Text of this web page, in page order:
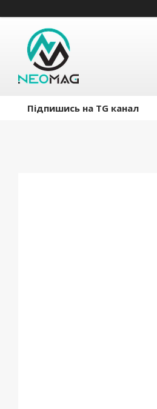
Підпишись на TG канал